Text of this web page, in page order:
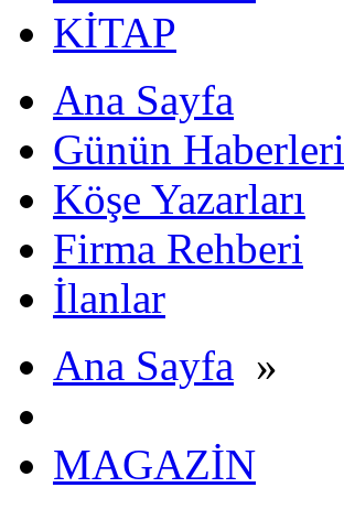
KİTAP
Ana Sayfa
Günün Haberleri
Köşe Yazarları
Firma Rehberi
İlanlar
Ana Sayfa »
MAGAZİN